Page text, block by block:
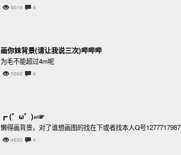
8019 6
画你妹背景(请让我说三次)哔哔哔
为毛不能超过4m呢
5362 6
┏ (゜ω゜)=☞
懒得画背景，对了谁想画图的找在下或者找本人Q号1277717987
4630 4